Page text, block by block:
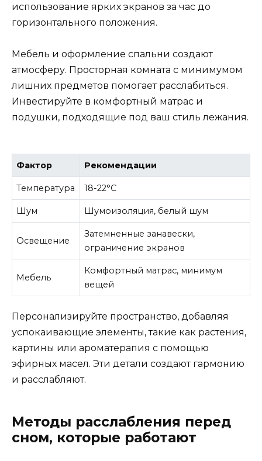
использование ярких экранов за час до
горизонтального положения.
Мебель и оформление спальни создают
атмосферу. Просторная комната с минимумом
лишних предметов помогает расслабиться.
Инвестируйте в комфортный матрас и
подушки, подходящие под ваш стиль лежания.
Фактор Рекомендации
Температура 18-22°C
Шум Шумоизоляция, белый шум
Освещение
Затемненные занавески,
ограничение экранов
Мебель
Комфортный матрас, минимум
вещей
Персонализируйте пространство, добавляя
успокаивающие элементы, такие как растения,
картины или ароматерапия с помощью
эфирных масел. Эти детали создают гармонию
и расслабляют.
Методы расслабления перед
сном, которые работают